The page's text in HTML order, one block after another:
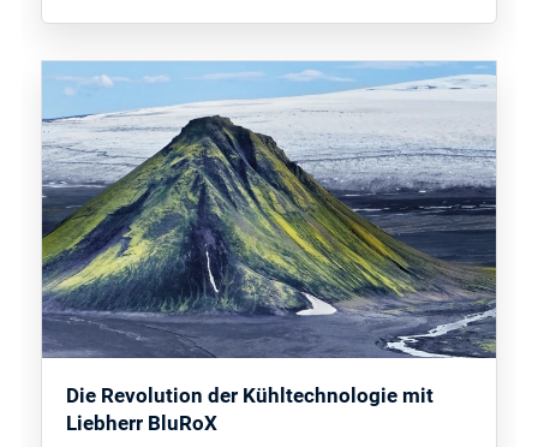
Die Revolution der Kühltechnologie mit
Liebherr BluRoX